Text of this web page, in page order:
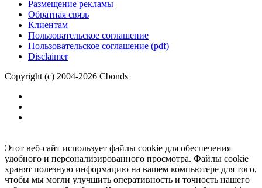
Размещение рекламы
Обратная связь
Пользовательское соглашение
Copyright (c) 2004-2026 Cbonds